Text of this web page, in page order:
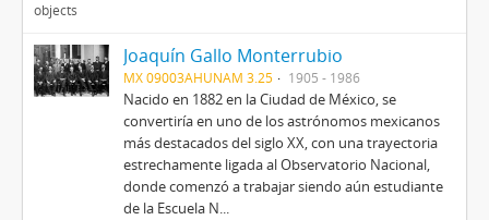
objects
Joaquín Gallo Monterrubio
MX 09003AHUNAM 3.25 1905 - 1986
Nacido en 1882 en la Ciudad de México, se
convertiría en uno de los astrónomos mexicanos
más destacados del siglo XX, con una trayectoria
estrechamente ligada al Observatorio Nacional,
donde comenzó a trabajar siendo aún estudiante
de la Escuela N...